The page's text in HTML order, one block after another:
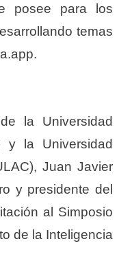
posee para los
temas
la Universidad
y la Universidad
Juan Javier
y presidente del
al Simposio
de la Inteligencia